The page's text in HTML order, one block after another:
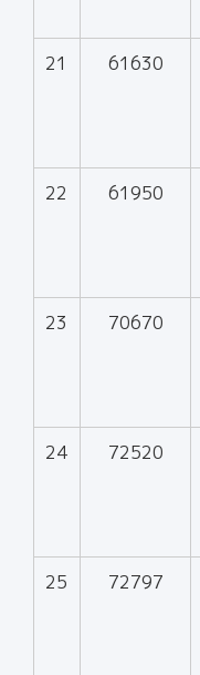
21 61630
22 61950
23 70670
24 72520
25 72797